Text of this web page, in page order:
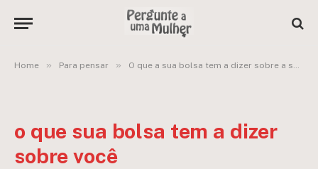
Home » Para pensar » O que a sua bolsa tem a dizer sobre a sua vida?
o que sua bolsa tem a dizer
sobre você